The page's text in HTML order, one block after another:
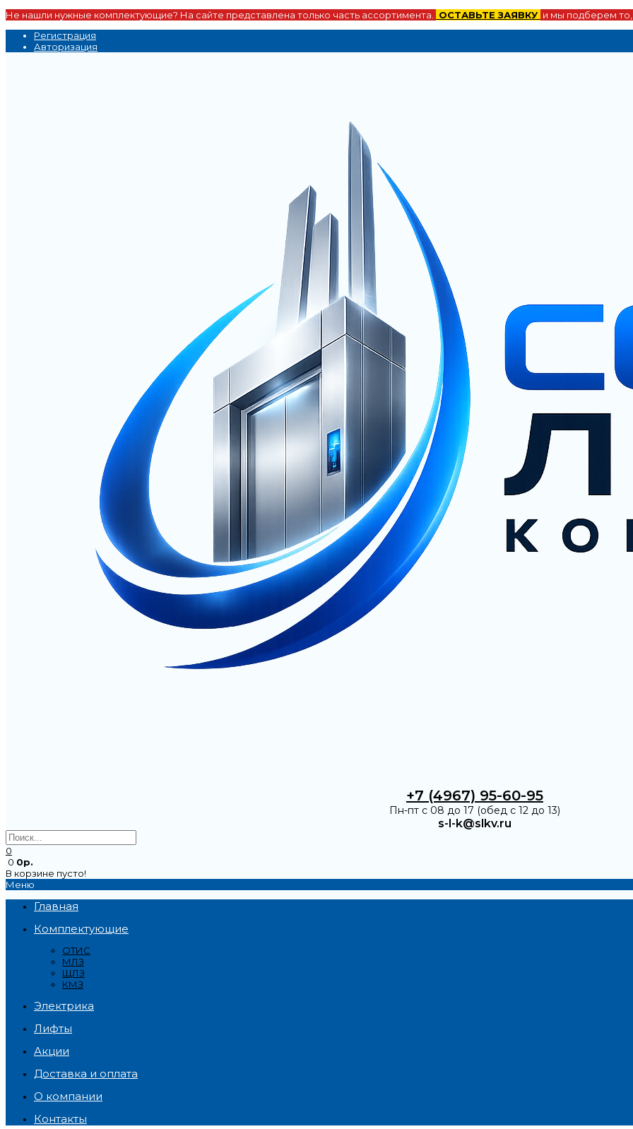
Не нашли нужные комплектующие? На сайте представлена только часть ассортимента. ОСТАВЬТЕ ЗАЯВКУ и мы подберем
Регистрация
Авторизация
+7 (4967) 95-60-95
Пн-пт с 08 до 17 (обед с 12 до 13)
s-l-k@slkv.ru
0
0 0р.
В корзине пусто!
Меню
Главная
Комплектующие
ОТИС
МЛЗ
ЩЛЗ
КМЗ
Электрика
Лифты
Акции
Доставка и оплата
О компании
Контакты